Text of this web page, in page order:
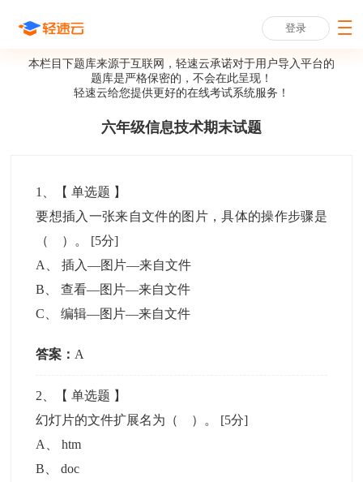
登录
本栏目下题库来源于互联网，轻速云承诺对于用户导入平台的
题库是严格保密的，不会在此呈现！
轻速云给您提供更好的在线考试系统服务！
六年级信息技术期末试题
1 、【单选题 】
要想插入一张来自文件的图片，具体的操作步骤是
（ ）。 [5分]
A
、插入—图片—来自文件
B 、查看—图片—来自文件
C 、编辑—图片—来自文件
答案： A
2 、【单选题 】
幻灯片的文件扩展名为（ ）。 [5分]
A
、htm
B 、doc